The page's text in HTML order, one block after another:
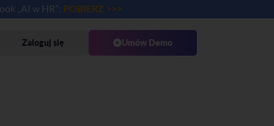
„AI w HR”: POBIERZ >>>
Zaloguj się Umów Demo